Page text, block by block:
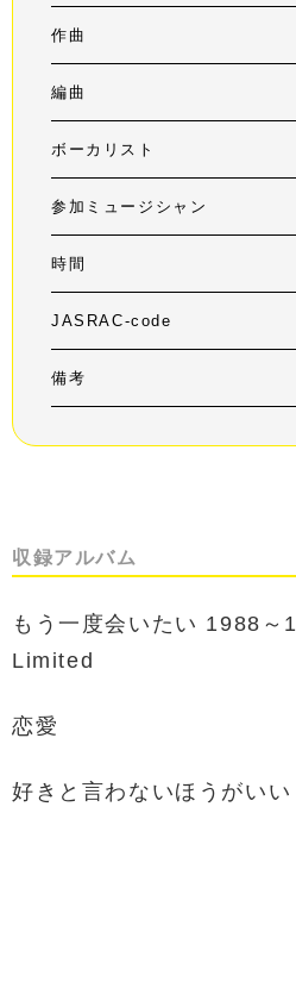
作曲
編曲
ボーカリスト
参加ミュージシャン
時間
JASRAC-code
備考
収録アルバム
もう一度会いたい 1988
Limited
恋愛
好きと言わないほうがいい